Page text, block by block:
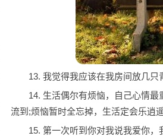
13. 我觉得我应该在我房间放几只
14. 生活偶尔有烦恼，自己心情
流到;烦恼暂时全忘掉，生活定会乐逍
15. 第一次听到你对我说我爱你，